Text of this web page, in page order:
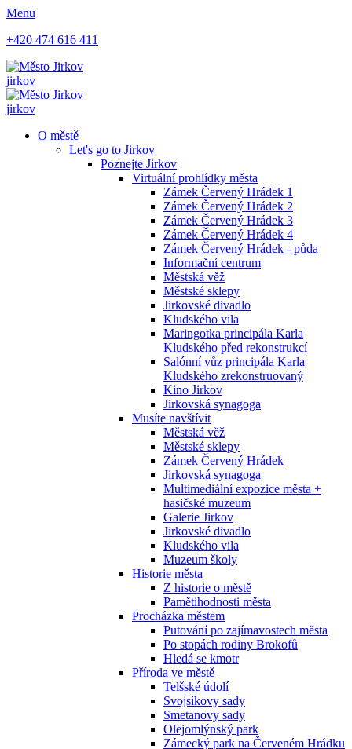
Menu
+420 474 616 411
jirkov
jirkov
O městě
Let's go to Jirkov
Poznejte Jirkov
Virtuální prohlídky města
Zámek Červený Hrádek 1
Zámek Červený Hrádek 2
Zámek Červený Hrádek 3
Zámek Červený Hrádek 4
Zámek Červený Hrádek - půda
Informační centrum
Městská věž
Městské sklepy
Jirkovské divadlo
Kludského vila
Maringotka principála Karla
Kludského před rekonstrukcí
Salónní vůz principála Karla
Kludského zrekonstruovaný
Kino Jirkov
Jirkovská synagoga
Musíte navštívit
Městská věž
Městské sklepy
Zámek Červený Hrádek
Jirkovská synagoga
Multimediální expozice města +
hasičské muzeum
Galerie Jirkov
Jirkovské divadlo
Kludského vila
Muzeum školy
Historie města
Z historie o městě
Pamětihodnosti města
Procházka městem
Putování po zajímavostech města
Po stopách rodiny Brokofů
Hledá se kmotr
Příroda ve městě
Telšské údolí
Svojsíkovy sady
Smetanovy sady
Olejomlýnský park
Zámecký park na Červeném Hrádku